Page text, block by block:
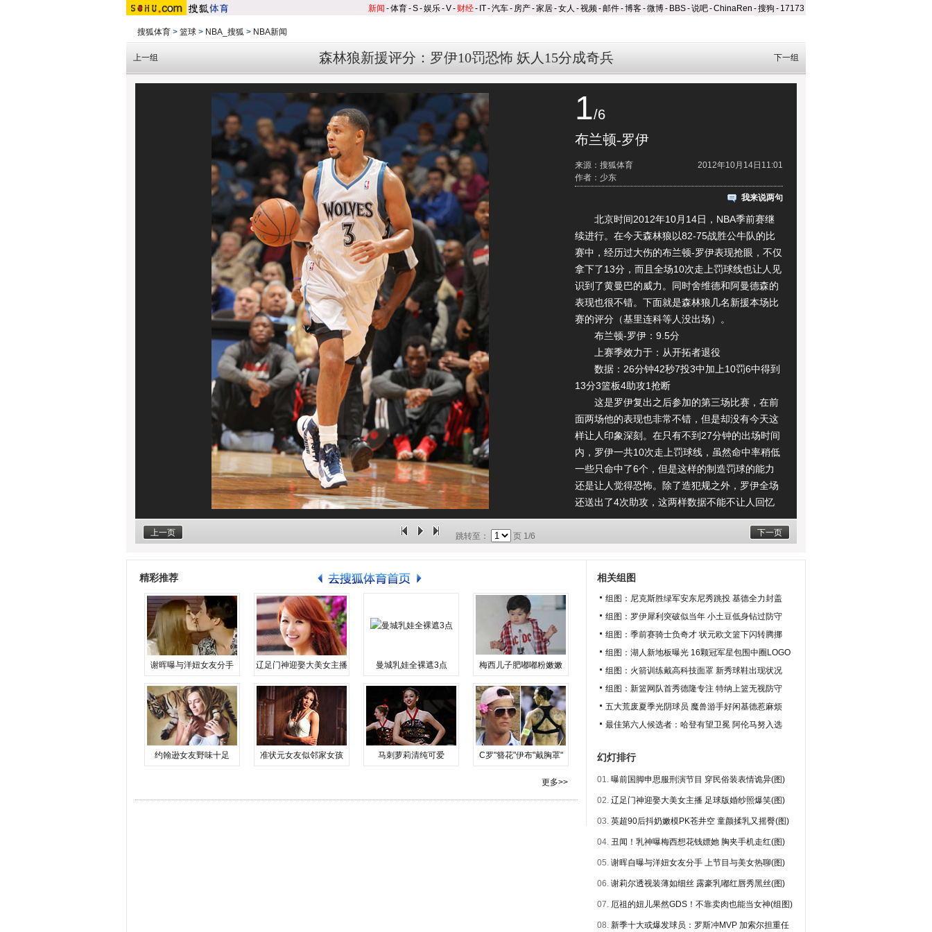
新闻 -体育-S-娱乐-V- 财经- IT-汽车- 房产-家居-女人 -视频-邮件-博客-微博- BBS-说吧-ChinaRen -搜狗 - 17173
搜狐体育 > 篮球 > NBA_搜狐 > NBA新闻
森林狼新援评分：罗伊10罚恐怖 妖人15分成奇兵
上一组 下一组
1/6
布兰顿-罗伊
2012年10月14日11:01
来源：搜狐体育
作者：少东
我来说两句
北京时间2012年10月14日，NBA季前赛继
续进行。在今天森林狼以82-75战胜公牛队的比
赛中，经历过大伤的布兰顿-罗伊表现抢眼，不仅
拿下了13分，而且全场10次走上罚球线也让人见
识到了黄曼巴的威力。同时舍维德和阿曼德森的
表现也很不错。下面就是森林狼几名新援本场比
赛的评分（基里连科等人没出场）。
布兰顿-罗伊：9.5分
上赛季效力于：从开拓者退役
数据：26分钟42秒7投3中加上10罚6中得到
13分3篮板4助攻1抢断
这是罗伊复出之后参加的第三场比赛，在前
面两场他的表现也非常不错，但是却没有今天这
样让人印象深刻。在只有不到27分钟的出场时间
内，罗伊一共10次走上罚球线，虽然命中率稍低
一些只命中了6个，但是这样的制造罚球的能力
还是让人觉得恐怖。除了造犯规之外，罗伊全场
还送出了4次助攻，这两样数据不能不让人回忆
起前几年在开拓者的那个无所不能的黄曼巴。随
着参加比赛的次数逐渐增多，罗伊会越来越找到
上一页 下一页
跳转至： 页 1/6
精彩推荐
谢晖曝与洋妞女友分手 辽足门神迎娶大美女主播 曼城乳娃全裸遮3点 梅西儿子肥嘟嘟粉嫩嫩
约翰逊女友野味十足 准状元女友似邻家女孩 马刺萝莉清纯可爱 C罗"簪花"伊布"戴胸罩"
更多>>
相关组图
组图：尼克斯胜绿军安东尼秀跳投 基德全力封盖
组图：罗伊犀利突破似当年 小土豆低身钻过防守
组图：季前赛骑士负奇才 状元欧文篮下闪转腾挪
组图：湖人新地板曝光 16颗冠军星包围中圈LOGO
组图：火箭训练戴高科技面罩 新秀球鞋出现状况
组图：新篮网队首秀德隆专注 特纳上篮无视防守
五大荒废夏季光阴球员 魔兽游手好闲基德惹麻烦
最佳第六人候选者：哈登有望卫冕 阿伦马努入选
幻灯排行
01. 曝前国脚申思服刑演节目 穿民俗装表情诡异(图)
02. 辽足门神迎娶大美女主播 足球版婚纱照爆笑(图)
03. 英超90后抖奶嫩模PK苍井空 童颜揉乳又摇臀(图)
04. 丑闻！乳神曝梅西想花钱嫖她 胸夹手机走红(图)
05. 谢晖自曝与洋妞女友分手 上节目与美女热聊(图)
06. 谢莉尔透视装薄如细丝 露豪乳嘟红唇秀黑丝(图)
07. 厄祖的妞儿果然GDS！不靠卖肉也能当女神(组图)
08. 新季十大或爆发球员：罗斯冲MVP 加索尔担重任